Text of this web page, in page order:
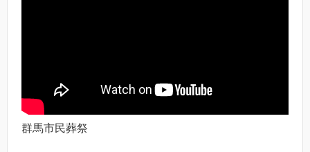
群馬市民葬祭